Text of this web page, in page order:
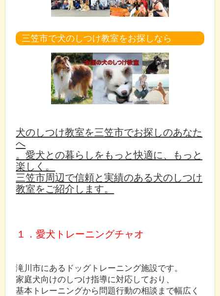
三笠市で犬のしつけ教室をお探しなら
犬のしつけ教室を三笠市でお探しのあなた
へ
。愛犬との暮らしをもっと快適に、もっと
楽しく。
三笠市周辺で信頼と実績のある犬のしつけ
教室をご紹介します。
１．愛犬トレーニングチャオ
滝川市にあるドッグトレーニング施設です。
家庭犬向けのしつけ指導に対応しており、
基本トレーニングから問題行動の相談まで幅広く